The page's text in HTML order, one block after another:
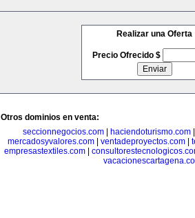
Realizar una Oferta
Precio Ofrecido $
Otros dominios en venta:
seccionnegocios.com
haciendoturismo.com
mercadosyvalores.com| ventadeproyectos.com|
empresastextiles.com|